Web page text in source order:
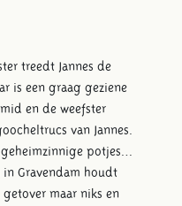
treedt Jannes de
is een graag geziene
en de weefster
van Jannes.
potjes…
Gravendam houdt
maar niks en